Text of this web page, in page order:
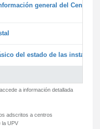
general del Centro y
del estado de las
a información detallada
adscritos a centros
la UPV